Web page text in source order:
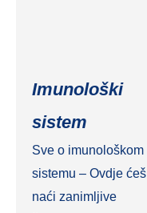
Imunološki
sistem
Sve o imunološkom
sistemu – Ovdje ćeš
naći zanimljive